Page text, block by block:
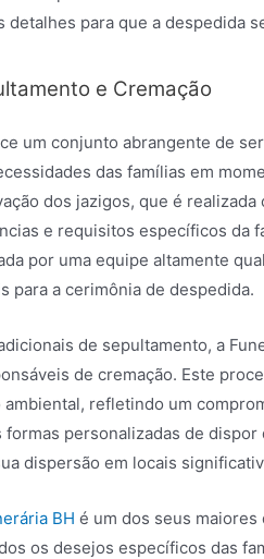
detalhes para que a despedida
e Cremação
um conjunto abrangente de
das famílias em
dos jazigos, que é
e requisitos específicos da
por uma equipe altamente
para a cerimônia de despedida.
de sepultamento, a
de cremação. Este
ambiental, refletindo um
personalizadas de
dispersão em locais
BH é um dos seus
os desejos específicos das